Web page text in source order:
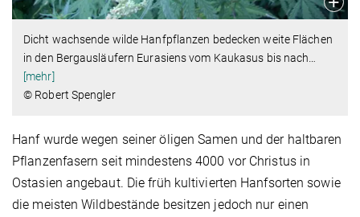
Dicht wachsende wilde Hanfpflanzen bedecken weite Flächen
in den Bergausläufern Eurasiens vom Kaukasus bis nach
[mehr]
© Robert Spengler
Hanf wurde wegen seiner öligen Samen und der haltbaren
Pflanzenfasern seit mindestens 4000 vor Christus in
Ostasien angebaut. Die früh kultivierten Hanfsorten sowie
die meisten Wildbestände besitzen jedoch nur einen